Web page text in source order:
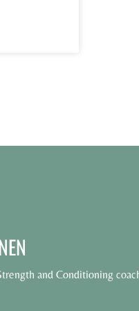
and Conditioning